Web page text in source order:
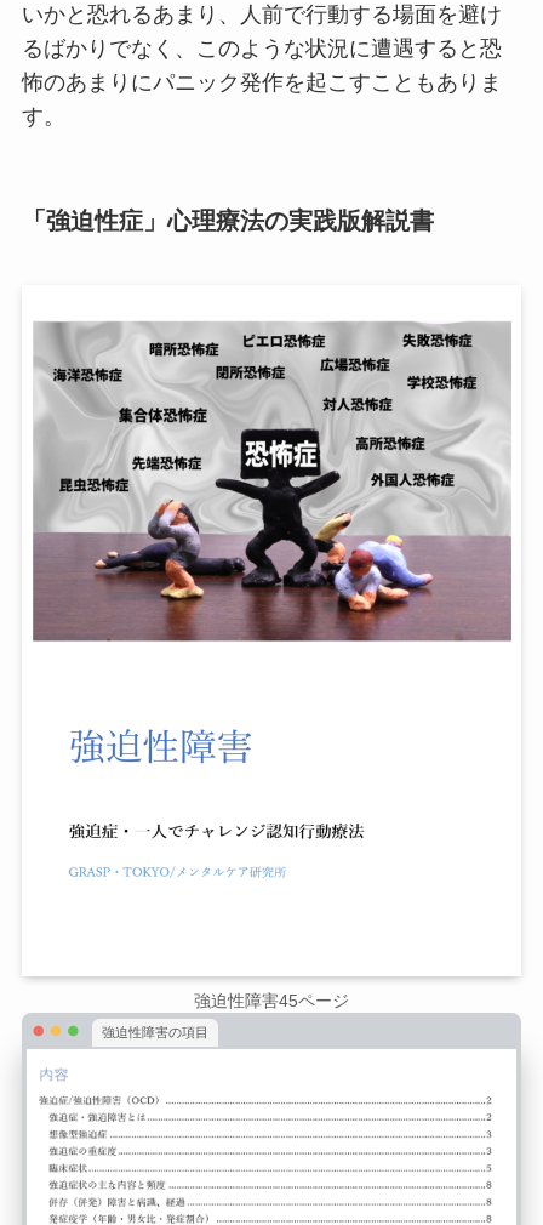
いかと恐れるあまり、人前で行動する場面を避け
るばかりでなく、このような状況に遭遇すると恐
怖のあまりにパニック発作を起こすこともありま
す。
「強迫性症」心理療法の実践版解説書
強迫性障害45ページ
強迫性障害の項目